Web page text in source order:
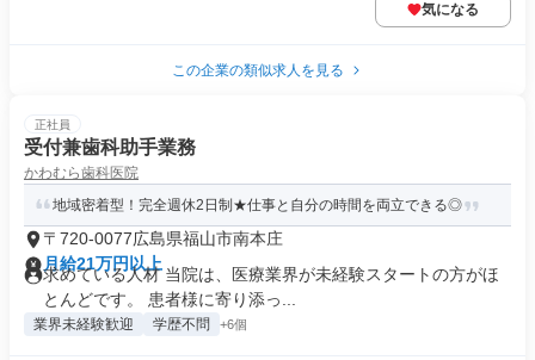
気になる
この企業の類似求人を見る
正社員
受付兼歯科助手業務
かわむら歯科医院
地域密着型！完全週休2日制★仕事と自分の時間を両立できる◎
〒720-0077広島県福山市南本庄
月給21万円以上
求めている人材 当院は、医療業界が未経験スタートの方がほ
とんどです。 患者様に寄り添っ...
業界未経験歓迎 学歴不問 +6個